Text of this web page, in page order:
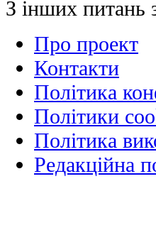
З інших питань
Про проект
Контакти
Політика
Політики
Політика
Редакційна